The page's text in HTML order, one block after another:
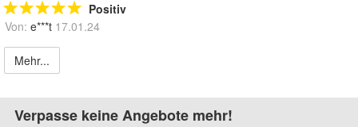
Positiv
Von: e***t 17.01.24
Mehr...
Verpasse keine Angebote mehr!